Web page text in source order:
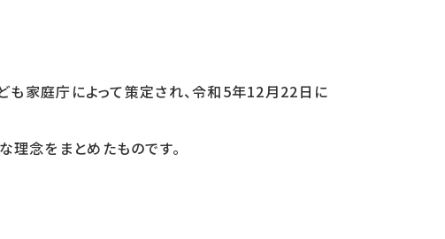
も家庭庁によって策定され、令和5年12月22日に
念をまとめたものです。